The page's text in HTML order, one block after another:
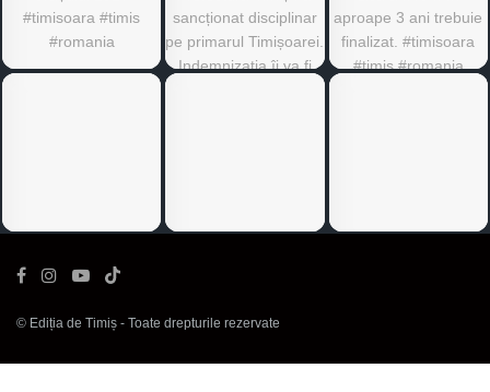
© Ediția de Timiș - Toate drepturile rezervate